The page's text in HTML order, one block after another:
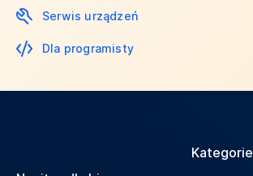
Serwis urządzeń
Dla programisty
Kategorie